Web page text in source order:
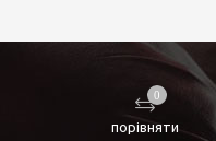
0
порівняти